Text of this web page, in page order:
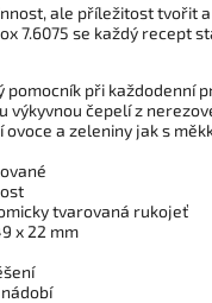
ale příležitost tvořit
7.6075 se každý recept
pomocník při každodenní
výkyvnou čepelí z
ovoce a zeleniny jak s
tvarovaná rukojeť
x 22 mm